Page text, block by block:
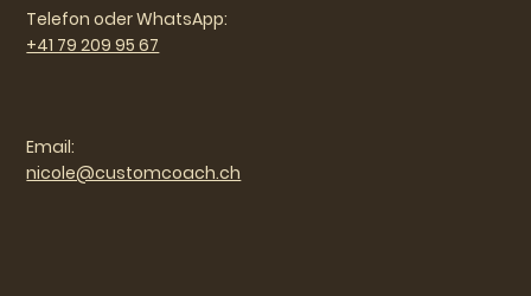
Telefon oder WhatsApp:
+41 79 209 95 67
Email:
nicole@customcoach.ch